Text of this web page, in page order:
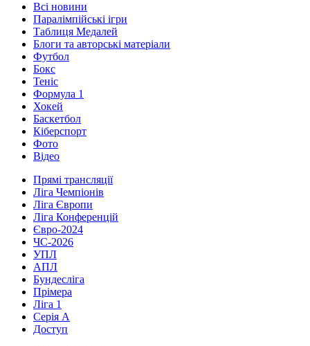
Всі новини
Паралімпійські ігри
Таблиця Медалей
Блоги та авторські матеріали
Футбол
Бокс
Теніс
Формула 1
Хокей
Баскетбол
Кіберспорт
Фото
Відео
Прямі трансляції
Ліга Чемпіонів
Ліга Європи
Ліга Конференцій
Євро-2024
ЧС-2026
УПЛ
АПЛ
Бундесліга
Прімера
Ліга 1
Серія А
Доступ